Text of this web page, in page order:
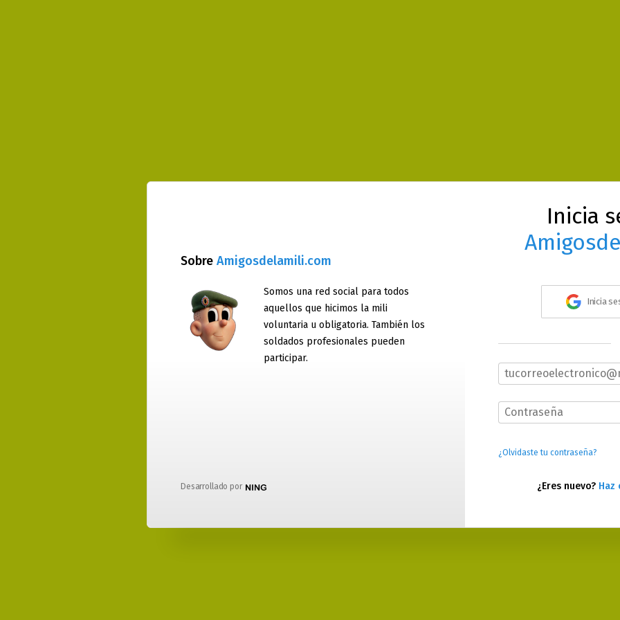
Sobre Amigosdelamili.com
Somos una red social para todos
aquellos que hicimos la mili
voluntaria u obligatoria. También los
soldados profesionales pueden
participar.
Desarrollado por
Inicia
Inicia
¿Olvidaste tu contraseña?
¿Eres nuevo? Haz